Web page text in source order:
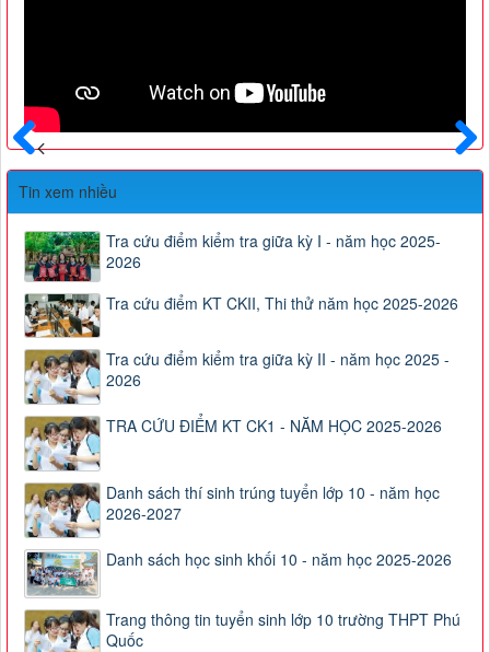
Sau
Trước
Tin xem nhiều
Tra cứu điểm kiểm tra giữa kỳ I - năm học 2025-
2026
Tra cứu điểm KT CKII, Thi thử năm học 2025-2026
Tra cứu điểm kiểm tra giữa kỳ II - năm học 2025 -
2026
TRA CỨU ĐIỂM KT CK1 - NĂM HỌC 2025-2026
Danh sách thí sinh trúng tuyển lớp 10 - năm học
2026-2027
Danh sách học sinh khối 10 - năm học 2025-2026
Trang thông tin tuyển sinh lớp 10 trường THPT Phú
Quốc